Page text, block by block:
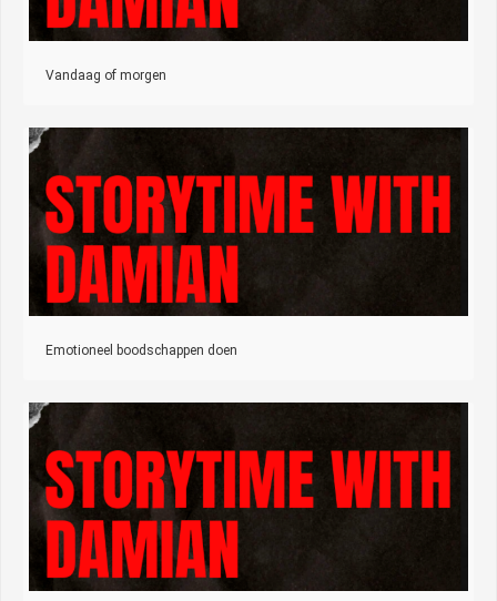
Vandaag of morgen
Emotioneel boodschappen doen